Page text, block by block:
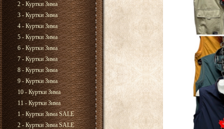
2 - Куртки Зима
3 - Куртки Зима
4 - Куртки Зима
5 - Куртки Зима
6 - Куртки Зима
7 - Куртки Зима
8 - Куртки Зима
9 - Куртки Зима
10 - Куртки Зима
11 - Куртки Зима
1 - Куртки Зима SALE
2 - Куртки Зима SALE